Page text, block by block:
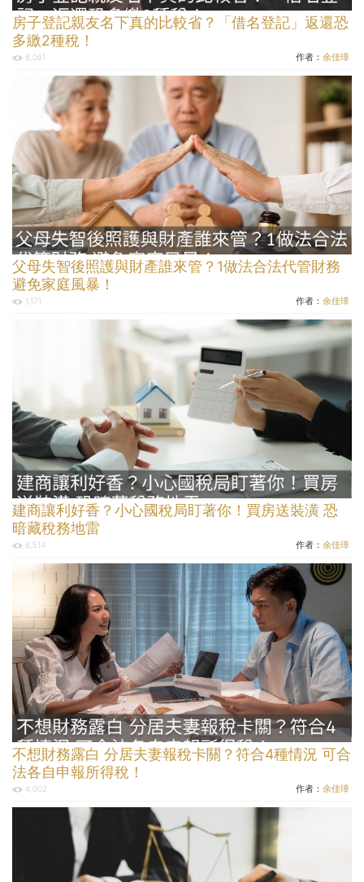
房子登記親友名下真的比較省？「借名登記」返還恐
多繳2種稅！
8,061 作者： 余佳璋
父母失智後照護與財產誰來管？1做法合法代管財務
避免家庭風暴！
1,171 作者： 余佳璋
建商讓利好香？小心國稅局盯著你！買房送裝潢 恐
暗藏稅務地雷
6,514 作者： 余佳璋
不想財務露白 分居夫妻報稅卡關？符合4種情況 可合
法各自申報所得稅！
4,002 作者： 余佳璋